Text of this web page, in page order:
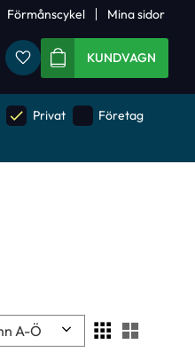
Förmånscykel Mina sidor
FavoriterKUNDVAGN
done Privat Företag